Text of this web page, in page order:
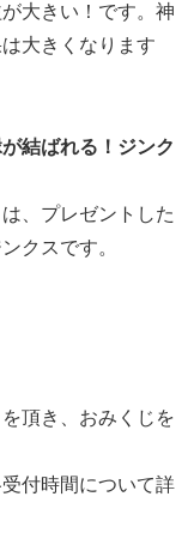
大きい！です。神
大きくなります
結ばれる！ジンク
、プレゼントした
クスです。
頂き、おみくじを
付時間について詳